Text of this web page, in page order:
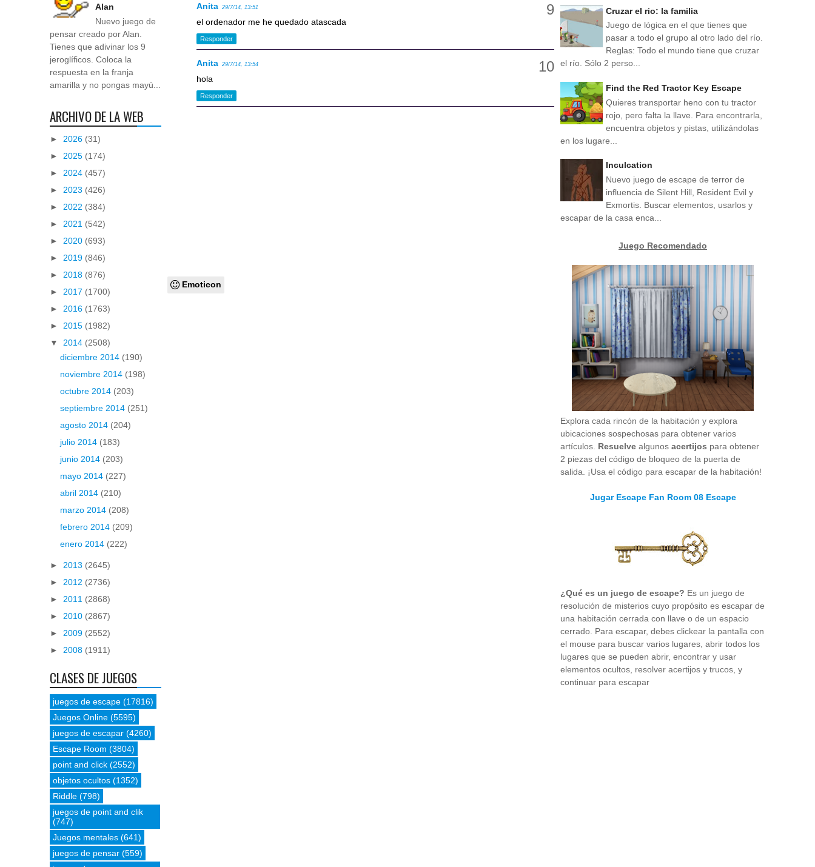
Anita 29/7/14, 13:51
el ordenador me he quedado atascada
Responder
Anita 29/7/14, 13:54
hola
Responder
Emoticon
Alan
Nuevo juego de
pensar creado por Alan.
Tienes que adivinar los 9
jeroglíficos. Coloca la
respuesta en la franja
amarilla y no pongas mayú...
ARCHIVO DE LA WEB
► 2026 (31)
► 2025 (174)
► 2024 (457)
► 2023 (426)
► 2022 (384)
► 2021 (542)
► 2020 (693)
► 2019 (846)
► 2018 (876)
► 2017 (1700)
► 2016 (1763)
► 2015 (1982)
▼ 2014 (2508)
diciembre 2014 (190)
noviembre 2014 (198)
octubre 2014 (203)
septiembre 2014 (251)
agosto 2014 (204)
julio 2014 (183)
junio 2014 (203)
mayo 2014 (227)
abril 2014 (210)
marzo 2014 (208)
febrero 2014 (209)
enero 2014 (222)
► 2013 (2645)
► 2012 (2736)
► 2011 (2868)
► 2010 (2867)
► 2009 (2552)
► 2008 (1911)
CLASES DE JUEGOS
juegos de escape (17816)
Juegos Online (5595)
juegos de escapar (4260)
Escape Room (3804)
point and click (2552)
objetos ocultos (1352)
Riddle (798)
juegos de point and clik
(747)
Juegos mentales (641)
juegos de pensar (559)
Cruzar el rio: la familia
Juego de lógica en el que tienes que
pasar a todo el grupo al otro lado del río.
Reglas: Todo el mundo tiene que cruzar
el río. Sólo 2 perso...
Find the Red Tractor Key Escape
Quieres transportar heno con tu tractor
rojo, pero falta la llave. Para encontrarla,
encuentra objetos y pistas, utilizándolas
en los lugare...
Inculcation
Nuevo juego de escape de terror de
influencia de Silent Hill, Resident Evil y
Exmortis. Buscar elementos, usarlos y
escapar de la casa enca...
Juego Recomendado
Explora cada rincón de la habitación y explora
ubicaciones sospechosas para obtener varios
artículos. Resuelve algunos acertijos para obtener
2 piezas del código de bloqueo de la puerta de
salida. ¡Usa el código para escapar de la habitación!
Jugar Escape Fan Room 08 Escape
¿Qué es un juego de escape? Es un juego de
resolución de misterios cuyo propósito es escapar de
una habitación cerrada con llave o de un espacio
cerrado. Para escapar, debes clickear la pantalla con
el mouse para buscar varios lugares, abrir todos los
lugares que se pueden abrir, encontrar y usar
elementos ocultos, resolver acertijos y trucos, y
continuar para escapar